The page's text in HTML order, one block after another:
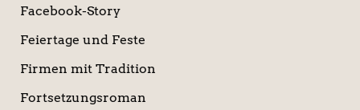
Facebook-Story
Feiertage und Feste
Firmen mit Tradition
Fortsetzungsroman